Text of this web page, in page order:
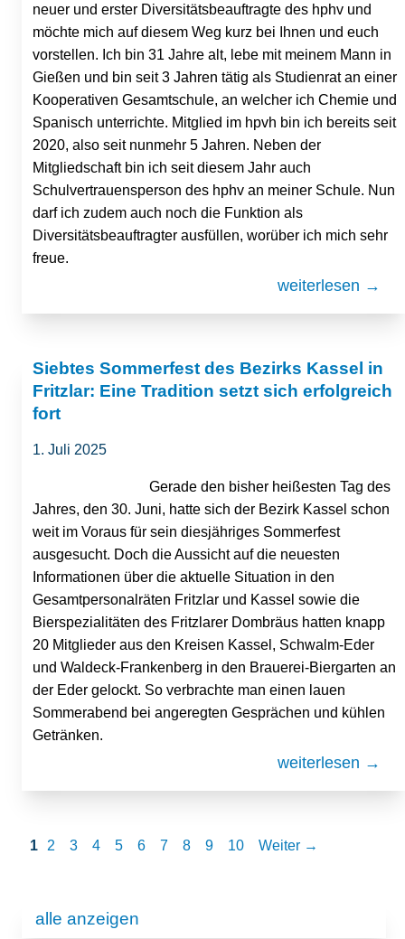
neuer und erster Diversitätsbeauftragte des hphv und
möchte mich auf diesem Weg kurz bei Ihnen und euch
vorstellen. Ich bin 31 Jahre alt, lebe mit meinem Mann in
Gießen und bin seit 3 Jahren tätig als Studienrat an einer
Kooperativen Gesamtschule, an welcher ich Chemie und
Spanisch unterrichte. Mitglied im hpvh bin ich bereits seit
2020, also seit nunmehr 5 Jahren. Neben der
Mitgliedschaft bin ich seit diesem Jahr auch
Schulvertrauensperson des hphv an meiner Schule. Nun
darf ich zudem auch noch die Funktion als
Diversitätsbeauftragter ausfüllen, worüber ich mich sehr
freue.
weiterlesen →
Siebtes Sommerfest des Bezirks Kassel in
Fritzlar: Eine Tradition setzt sich erfolgreich
fort
1. Juli 2025
Gerade den bisher heißesten Tag des
Jahres, den 30. Juni, hatte sich der Bezirk Kassel schon
weit im Voraus für sein diesjähriges Sommerfest
ausgesucht. Doch die Aussicht auf die neuesten
Informationen über die aktuelle Situation in den
Gesamtpersonalräten Fritzlar und Kassel sowie die
Bierspezialitäten des Fritzlarer Dombräus hatten knapp
20 Mitglieder aus den Kreisen Kassel, Schwalm-Eder
und Waldeck-Frankenberg in den Brauerei-Biergarten an
der Eder gelockt. So verbrachte man einen lauen
Sommerabend bei angeregten Gesprächen und kühlen
Getränken.
weiterlesen →
1 2 3 4 5 6 7 8 9 10 Weiter →
alle anzeigen